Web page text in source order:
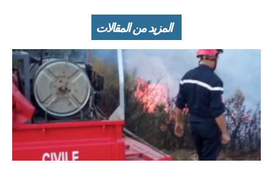
المزيد من المقالات